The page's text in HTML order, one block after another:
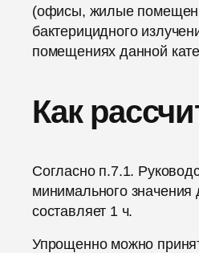
(офисы, жилые
бактерицидного
помещениях данной
Как
Согласно п.7.1.
минимального значения
составляет 1 ч.
Упрощенно можно